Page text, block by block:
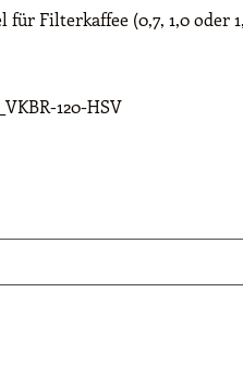
für Filterkaffee (0,7, 1,0 oder
120-HSV